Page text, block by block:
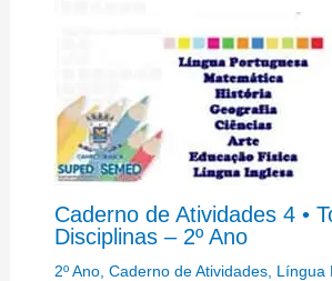
Caderno de Atividades 4 •
Disciplinas – 2º Ano
2º Ano, Caderno de Atividades, Língua